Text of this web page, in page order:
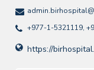
+977-1-5321119,
https://